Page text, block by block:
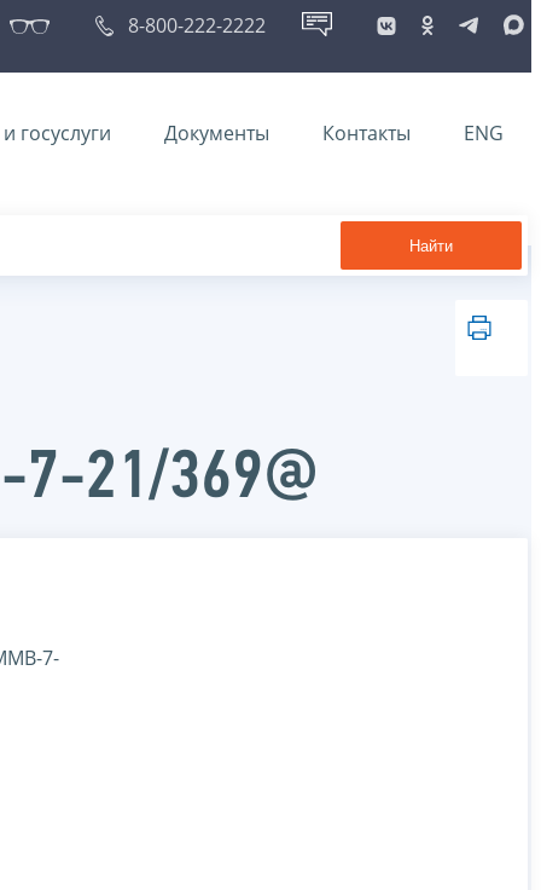
8-800-222-2222
госуслуги Документы Контакты ENG
Найти
7-21/369@
7-